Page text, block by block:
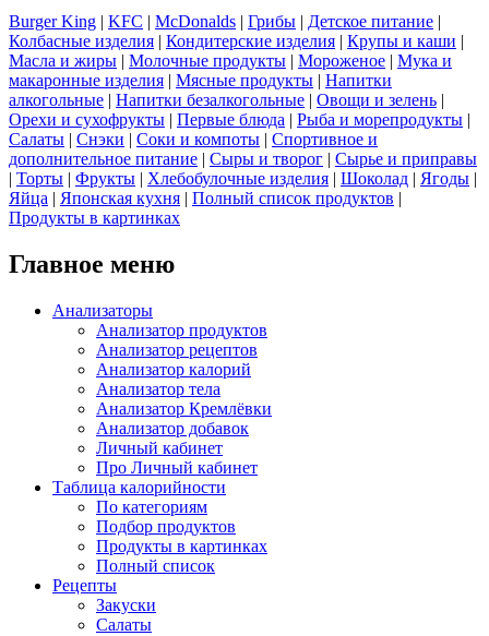
Burger King | KFC | McDonalds | Грибы | Детское питание |
Колбасные изделия | Кондитерские изделия | Крупы и каши |
Масла и жиры | Молочные продукты | Мороженое | Мука и
макаронные изделия | Мясные продукты | Напитки
алкогольные | Напитки безалкогольные | Овощи и зелень |
Орехи и сухофрукты | Первые блюда | Рыба и морепродукты |
Салаты | Снэки | Соки и компоты | Спортивное и
дополнительное питание | Сыры и творог | Сырье и приправы
| Торты | Фрукты | Хлебобулочные изделия | Шоколад | Ягоды |
Яйца | Японская кухня | Полный список продуктов |
Продукты в картинках
Главное меню
Анализаторы
Анализатор продуктов
Анализатор рецептов
Анализатор калорий
Анализатор тела
Анализатор Кремлёвки
Анализатор добавок
Личный кабинет
Про Личный кабинет
Таблица калорийности
По категориям
Подбор продуктов
Продукты в картинках
Полный список
Рецепты
Закуски
Салаты